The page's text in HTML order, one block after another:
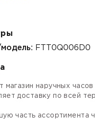
FTT0Q006D0
магазин наручных
доставку по всей
часть ассортимента